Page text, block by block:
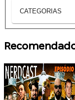
CATEGORIAS